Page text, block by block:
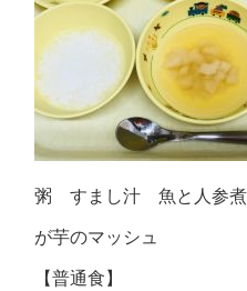
粥 すまし汁 魚と人参
が芋のマッシュ
【普通食】